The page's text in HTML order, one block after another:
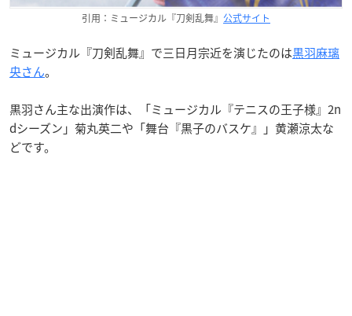
引用：ミュージカル『刀剣乱舞』 公式サイト
ミュージカル『刀剣乱舞』で三日月宗近を演じたのは黒羽麻璃
央さん。
黒羽さん主な出演作は、「ミュージカル『テニスの王子様』2n
dシーズン」菊丸英二や「舞台『黒子のバスケ』」黄瀬涼太な
どです。